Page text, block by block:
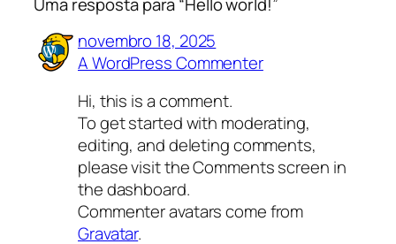
novembro 18, 2025
A WordPress Commenter
Hi, this is a comment.
To get started with moderating,
editing, and deleting comments,
please visit the Comments screen in
the dashboard.
Commenter avatars come from
Gravatar.